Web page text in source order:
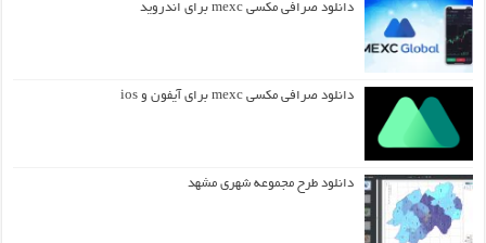
دانلود صرافی مکسی mexc برای اندروید
دانلود صرافی مکسی mexc برای آیفون و ios
دانلود طرح مجموعه شهری مشهد